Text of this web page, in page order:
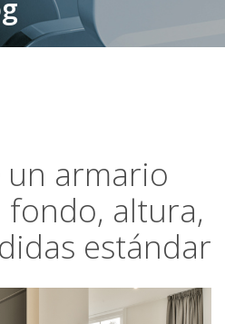
un armario
altura,
estándar